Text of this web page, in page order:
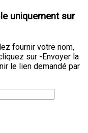
uniquement sur
fournir votre nom,
sur -Envoyer la
le lien demandé par